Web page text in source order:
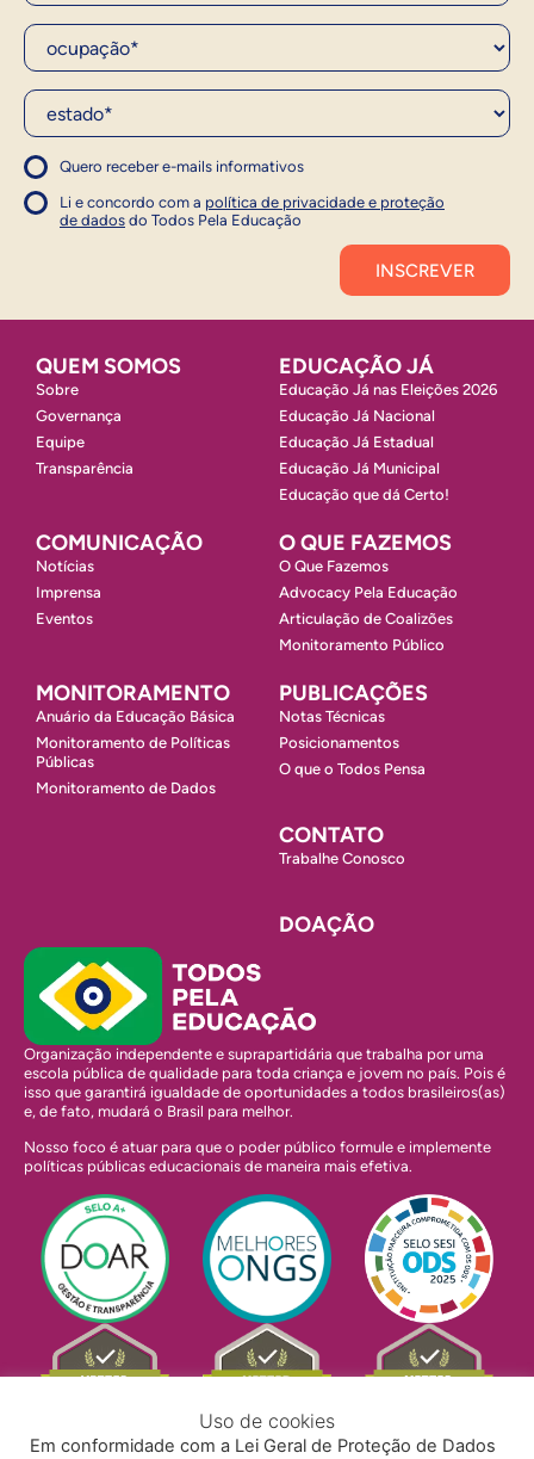
Ocupação*
Estado*
Quero receber e-mails informativos
1
Concordo com a política
Concordo com a política
Li e concordo com a política de privacidade e proteção
de dados do Todos Pela Educação
1
QUEM SOMOS
Sobre
Governança
Equipe
Transparência
EDUCAÇÃO JÁ
Educação Já nas Eleições 2026
Educação Já Nacional
Educação Já Estadual
Educação Já Municipal
Educação que dá Certo!
COMUNICAÇÃO
Notícias
Imprensa
Eventos
O QUE FAZEMOS
O Que Fazemos
Advocacy Pela Educação
Articulação de Coalizões
Monitoramento Público
MONITORAMENTO
Anuário da Educação Básica
Monitoramento de Políticas
Públicas
Monitoramento de Dados
PUBLICAÇÕES
Notas Técnicas
Posicionamentos
O que o Todos Pensa
CONTATO
Trabalhe Conosco
DOAÇÃO
Organização independente e suprapartidária que trabalha por uma
escola pública de qualidade para toda criança e jovem no país. Pois é
isso que garantirá igualdade de oportunidades a todos brasileiros(as)
e, de fato, mudará o Brasil para melhor.
Nosso foco é atuar para que o poder público formule e implemente
políticas públicas educacionais de maneira mais efetiva.
Uso de cookies
Em conformidade com a Lei Geral de Proteção de Dados